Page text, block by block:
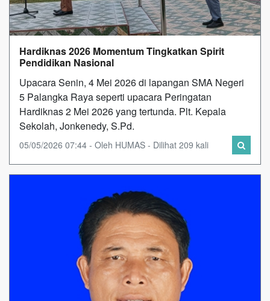
Hardiknas 2026 Momentum Tingkatkan Spirit
Pendidikan Nasional
Upacara Senin, 4 Mei 2026 di lapangan SMA Negeri
5 Palangka Raya seperti upacara Peringatan
Hardiknas 2 Mei 2026 yang tertunda. Plt. Kepala
Sekolah, Jonkenedy, S.Pd.
05/05/2026 07:44 - Oleh HUMAS - Dilihat 209 kali